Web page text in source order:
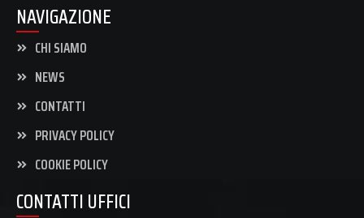
NAVIGAZIONE
CHI SIAMO
NEWS
CONTATTI
PRIVACY POLICY
COOKIE POLICY
CONTATTI UFFICI